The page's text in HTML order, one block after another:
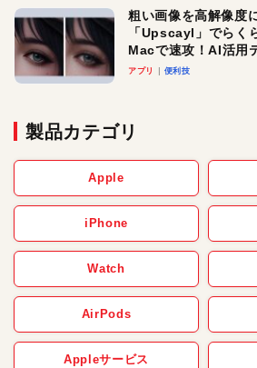
粗い画像を高解像度
「Upscayl」でらく
Macで速攻！AI活用
アプリ 便利技
製品カテゴリ
Apple
iPhone
Watch
AirPods
Appleサービス